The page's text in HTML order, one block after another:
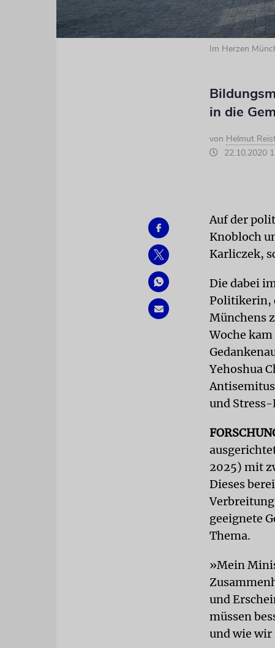
Im Herzen
in die
von Helmut
22.10.2020
Auf der
Knobloch
Karliczek,
Die dabei
Politikerin,
Münchens
Woche
Yehoshua
und
2025) mit
Dieses
geeignete
Thema.
»Mein
und
müssen
und wie